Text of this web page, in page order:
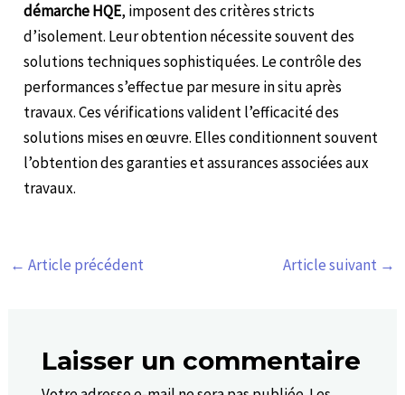
démarche HQE, imposent des critères stricts
d’isolement. Leur obtention nécessite souvent des
solutions techniques sophistiquées. Le contrôle des
performances s’effectue par mesure in situ après
travaux. Ces vérifications valident l’efficacité des
solutions mises en œuvre. Elles conditionnent souvent
l’obtention des garanties et assurances associées aux
travaux.
← Article précédent Article suivant →
Laisser un commentaire